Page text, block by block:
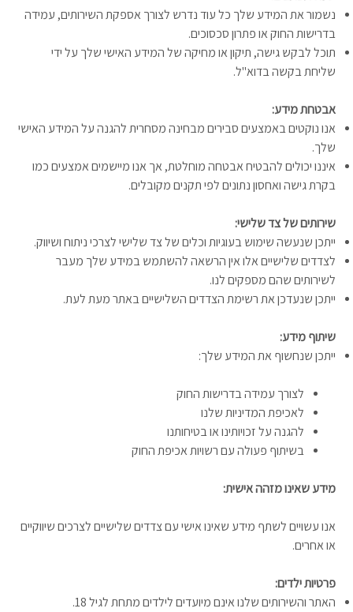
נשמור את המידע שלך כל עוד נדרש לצורך אספקת השירותים, עמידה
בדרישות החוק או פתרון סכסוכים.
תוכל לבקש גישה, תיקון או מחיקה של המידע האישי שלך על ידי
שליחת בקשה בדוא"ל.
אבטחת מידע:
אנו נוקטים באמצעים סבירים מבחינה מסחרית להגנה על המידע האישי
שלך.
איננו יכולים להבטיח אבטחה מוחלטת, אך אנו מיישמים אמצעים כמו
בקרת גישה ואחסון נתונים לפי תקנים מקובלים.
שירותים של צד שלישי:
ייתכן שנעשה שימוש בעוגיות וכלים של צד שלישי לצרכי ניתוח ושיווק.
לצדדים שלישיים אלו אין הרשאה להשתמש במידע שלך מעבר
לשירותים שהם מספקים לנו.
ייתכן שנעדכן את רשימת הצדדים השלישיים באתר מעת לעת.
שיתוף מידע:
ייתכן שנחשוף את המידע שלך:
לצורך עמידה בדרישות החוק
לאכיפת המדיניות שלנו
להגנה על זכויותינו או בטיחותנו
בשיתוף פעולה עם רשויות אכיפת החוק
מידע שאינו מזהה אישית:
אנו עשויים לשתף מידע שאינו אישי עם צדדים שלישיים לצרכים שיווקיים
או אחרים.
פרטיות ילדים:
האתר והשירותים שלנו אינם מיועדים לילדים מתחת לגיל 18.